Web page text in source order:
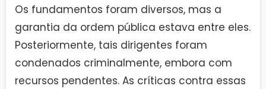
Os fundamentos foram diversos, mas a
garantia da ordem pública estava entre eles.
Posteriormente, tais dirigentes foram
condenados criminalmente, embora com
recursos pendentes. As críticas contra essas